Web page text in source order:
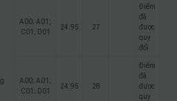
A00; A01;
C01; D01
24.95 27
Điểm
đã
được
quy
đổi
A00; A01;
C01; D01
24.95 28
Điểm
đã
được
quy